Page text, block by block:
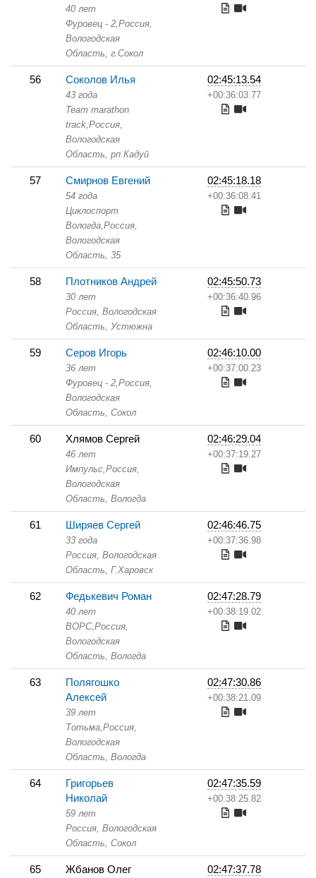
40 лет
Фуровец - 2,Россия,
Вологодская
Область, г.Сокол
56 Соколов Илья
43 года
Team marathon
track,Россия,
Вологодская
Область, рп Кадуй
02:45:13.54
+00:36:03.77
57 Смирнов Евгений
54 года
Циклоспорт
Вологда,Россия,
Вологодская
Область, 35
02:45:18.18
+00:36:08.41
58 Плотников Андрей
30 лет
Россия, Вологодская
Область, Устюжна
02:45:50.73
+00:36:40.96
59 Серов Игорь
36 лет
Фуровец - 2,Россия,
Вологодская
Область, Сокол
02:46:10.00
+00:37:00.23
60 Хлямов Сергей
46 лет
Импульс,Россия,
Вологодская
Область, Вологда
02:46:29.04
+00:37:19.27
61 Ширяев Сергей
33 года
Россия, Вологодская
Область, Г.Харовск
02:46:46.75
+00:37:36.98
62 Федькевич Роман
40 лет
ВОРС,Россия,
Вологодская
Область, Вологда
02:47:28.79
+00:38:19.02
63
Полягошко
Алексей
39 лет
Тотьма,Россия,
Вологодская
Область, Вологда
02:47:30.86
+00:38:21.09
64
Григорьев
Николай
59 лет
Россия, Вологодская
Область, Сокол
02:47:35.59
+00:38:25.82
65 Жбанов Олег 02:47:37.78